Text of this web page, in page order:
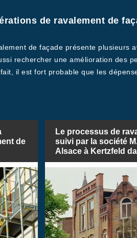
de ravalement de
de façade présente plusieurs
rechercher une amélioration des
il est fort probable que les
de
Le processus de
suivi par la société
Alsace à Kertzfeld